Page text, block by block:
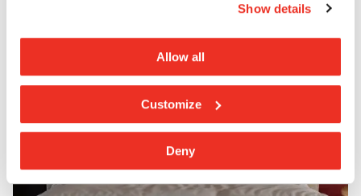
Show details
Allow all
Customize
Deny